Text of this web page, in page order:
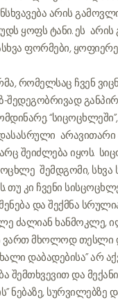
არის
ყოფს ტანი. ეს არის
ფორმები,
რომელსაც ჩვენ
შედეგობრივად
არავითარი
შეიძლება იყოს.
შემდგომი,
თუ კი ჩვენი
და შექმნა
ძალიან ხანმოკლე,
ვართ მხოლოდ თესლი
დაბადებისა” არ
შემთხვევით და
ნებაზე,